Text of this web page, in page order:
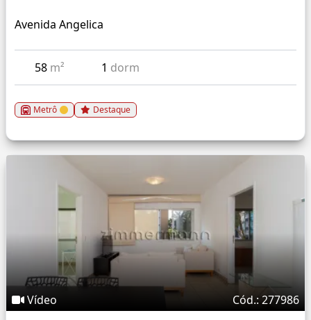
Avenida Angelica
58 m² 1 dorm
Metrô Destaque
Vídeo Cód.: 277986